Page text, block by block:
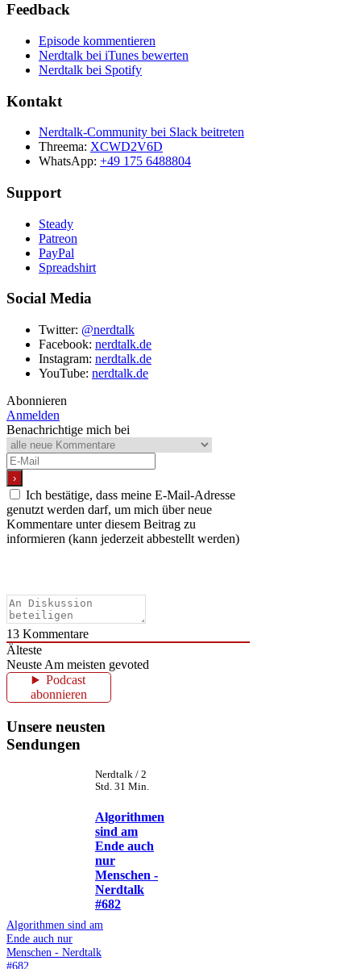
Feedback
Episode kommentieren
Nerdtalk bei iTunes bewerten
Nerdtalk bei Spotify
Kontakt
Nerdtalk-Community bei Slack beitreten
Threema: XCWD2V6D
WhatsApp: +49 175 6488804
Support
Steady
Patreon
PayPal
Spreadshirt
Social Media
Twitter: @nerdtalk
Facebook: nerdtalk.de
Instagram: nerdtalk.de
YouTube: nerdtalk.de
Abonnieren
Anmelden
Benachrichtige mich bei
Ich bestätige, dass meine E-Mail-Adresse
genutzt werden darf, um mich über neue
Kommentare unter diesem Beitrag zu
informieren (kann jederzeit abbestellt werden)
13 Kommentare
Älteste
Neuste Am meisten gevoted
Podcast
abonnieren
Unsere neusten
Sendungen
Nerdtalk / 2
Std. 31 Min.
Algorithmen
sind am
Ende auch
nur
Menschen -
Nerdtalk
#682
Algorithmen sind am
Ende auch nur
Menschen - Nerdtalk
#682